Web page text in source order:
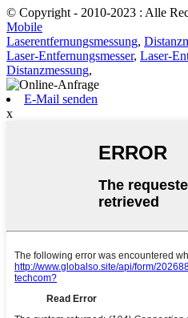
© Copyright - 2010-2023 : Alle
Mobile
Laserentfernungsmessung,
Laser-Entfernungsmesser, Laser-
Distanzmessung,
E-Mail senden
x